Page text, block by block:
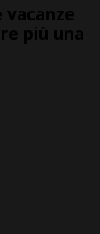
più una